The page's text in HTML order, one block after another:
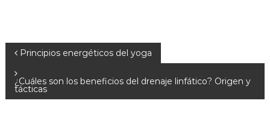
Principios energéticos del yoga
¿Cuáles son los beneficios del drenaje linfático? Origen y
tácticas